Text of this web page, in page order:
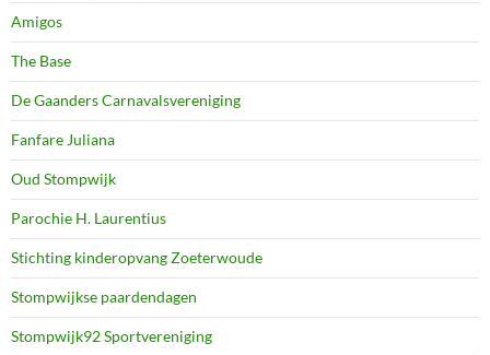
Amigos
The Base
De Gaanders Carnavalsvereniging
Fanfare Juliana
Oud Stompwijk
Parochie H. Laurentius
Stichting kinderopvang Zoeterwoude
Stompwijkse paardendagen
Stompwijk92 Sportvereniging